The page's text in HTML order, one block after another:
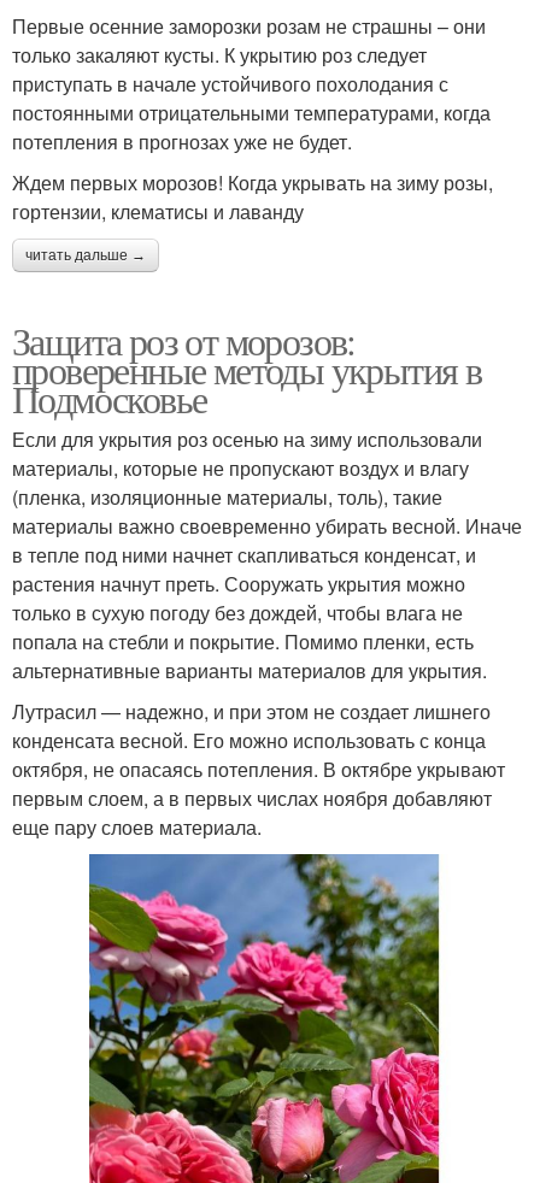
Первые осенние заморозки розам не страшны – они
только закаляют кусты. К укрытию роз следует
приступать в начале устойчивого похолодания с
постоянными отрицательными температурами, когда
потепления в прогнозах уже не будет.
Ждем первых морозов! Когда укрывать на зиму розы,
гортензии, клематисы и лаванду
читать дальше →
Защита роз от морозов:
проверенные методы укрытия в
Подмосковье
Если для укрытия роз осенью на зиму использовали
материалы, которые не пропускают воздух и влагу
(пленка, изоляционные материалы, толь), такие
материалы важно своевременно убирать весной. Иначе
в тепле под ними начнет скапливаться конденсат, и
растения начнут преть. Сооружать укрытия можно
только в сухую погоду без дождей, чтобы влага не
попала на стебли и покрытие. Помимо пленки, есть
альтернативные варианты материалов для укрытия.
Лутрасил — надежно, и при этом не создает лишнего
конденсата весной. Его можно использовать с конца
октября, не опасаясь потепления. В октябре укрывают
первым слоем, а в первых числах ноября добавляют
еще пару слоев материала.